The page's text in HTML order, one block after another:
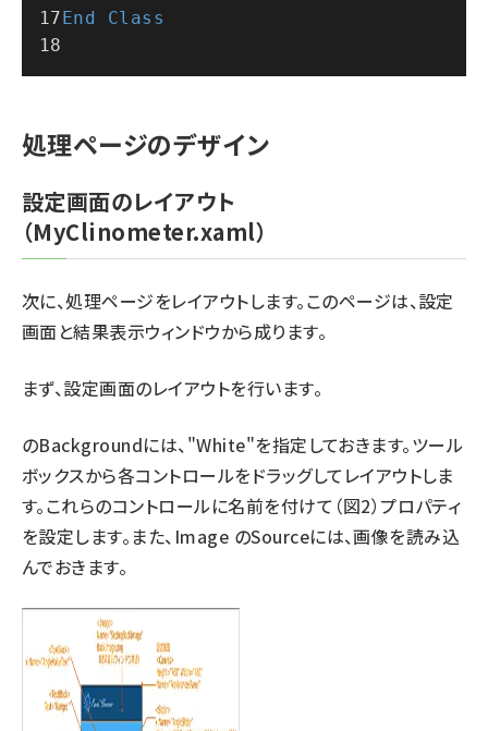
End
Class
処理ページのデザイン
設定画面のレイアウト
（MyClinometer.xaml）
次に、処理ページをレイアウトします。このページは、設定
画面と結果表示ウィンドウから成ります。
まず、設定画面のレイアウトを行います。
のBackgroundには、"White"を指定しておきます。ツール
ボックスから各コントロールをドラッグしてレイアウトしま
す。これらのコントロールに名前を付けて（図2）プロパティ
を設定します。また、Image のSourceには、画像を読み込
んでおきます。